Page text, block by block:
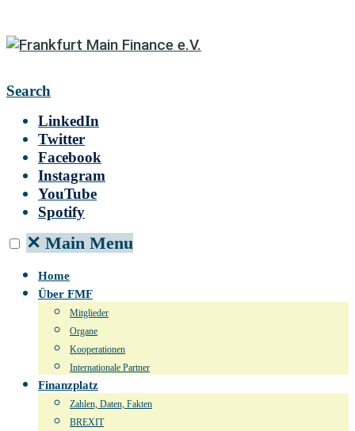
Search
LinkedIn
Twitter
Facebook
Instagram
YouTube
Spotify
✕ Main Menu
Home
Über FMF
Mitglieder
Organe
Kooperationen
Internationale Partner
Finanzplatz
Zahlen, Daten, Fakten
BREXIT